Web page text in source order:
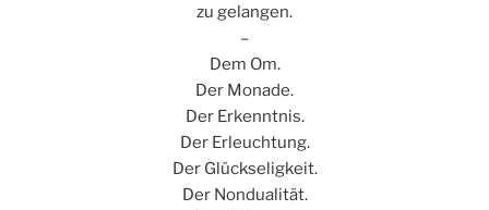
zu gelangen.
–
Dem Om.
Der Monade.
Der Erkenntnis.
Der Erleuchtung.
Der Glückseligkeit.
Der Nondualität.